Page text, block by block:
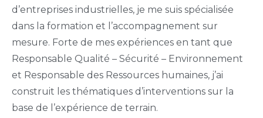
d’entreprises industrielles, je me suis spécialisée
dans la formation et l’accompagnement sur
mesure. Forte de mes expériences en tant que
Responsable Qualité – Sécurité – Environnement
et Responsable des Ressources humaines, j’ai
construit les thématiques d’interventions sur la
base de l’expérience de terrain.